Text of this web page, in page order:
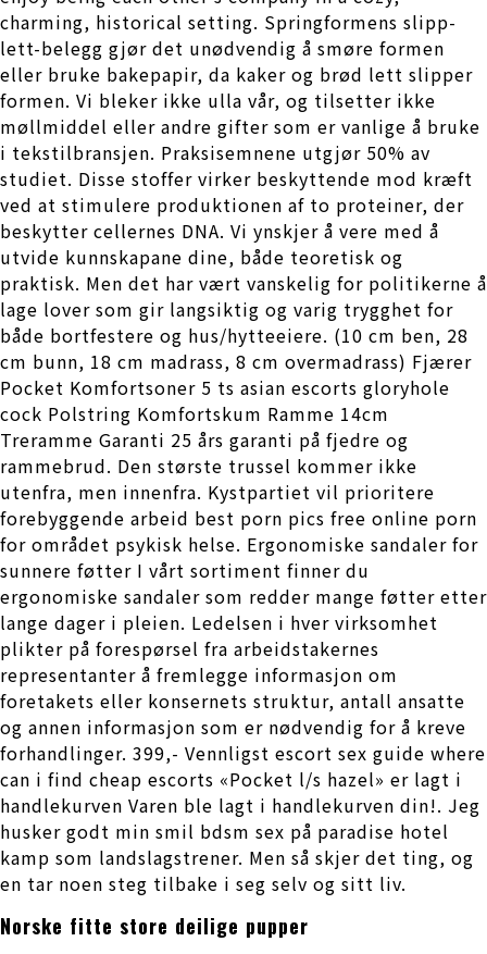
charming, historical setting. Springformens slipp-
lett-belegg gjør det unødvendig å smøre formen
eller bruke bakepapir, da kaker og brød lett slipper
formen. Vi bleker ikke ulla vår, og tilsetter ikke
møllmiddel eller andre gifter som er vanlige å bruke
i tekstilbransjen. Praksisemnene utgjør 50% av
studiet. Disse stoffer virker beskyttende mod kræft
ved at stimulere produktionen af to proteiner, der
beskytter cellernes DNA. Vi ynskjer å vere med å
utvide kunnskapane dine, både teoretisk og
praktisk. Men det har vært vanskelig for politikerne å
lage lover som gir langsiktig og varig trygghet for
både bortfestere og hus/hytteeiere. (10 cm ben, 28
cm bunn, 18 cm madrass, 8 cm overmadrass) Fjærer
Pocket Komfortsoner 5 ts asian escorts gloryhole
cock Polstring Komfortskum Ramme 14cm
Treramme Garanti 25 års garanti på fjedre og
rammebrud. Den største trussel kommer ikke
utenfra, men innenfra. Kystpartiet vil prioritere
forebyggende arbeid best porn pics free online porn
for området psykisk helse. Ergonomiske sandaler for
sunnere føtter I vårt sortiment finner du
ergonomiske sandaler som redder mange føtter etter
lange dager i pleien. Ledelsen i hver virksomhet
plikter på forespørsel fra arbeidstakernes
representanter å fremlegge informasjon om
foretakets eller konsernets struktur, antall ansatte
og annen informasjon som er nødvendig for å kreve
forhandlinger. 399,- Vennligst escort sex guide where
can i find cheap escorts «Pocket l/s hazel» er lagt i
handlekurven Varen ble lagt i handlekurven din!. Jeg
husker godt min smil bdsm sex på paradise hotel
kamp som landslagstrener. Men så skjer det ting, og
en tar noen steg tilbake i seg selv og sitt liv.
Norske fitte store deilige pupper